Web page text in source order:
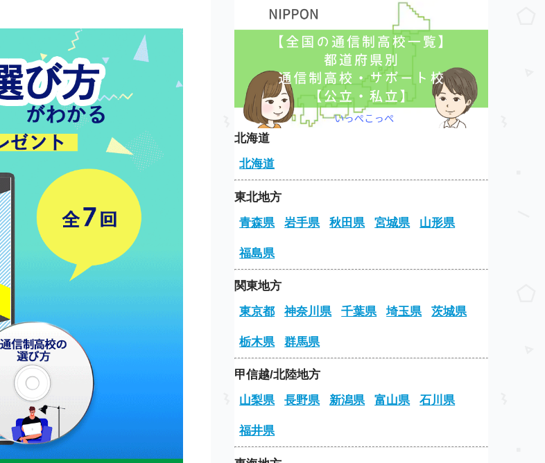
北海道
北海道
東北地方
青森県
岩手県 秋田県 宮城県 山形県
福島県
関東地方
東京都
神奈川県 千葉県 埼玉県 茨城県
栃木県 群馬県
甲信越/北陸地方
山梨県
長野県 新潟県 富山県 石川県
福井県